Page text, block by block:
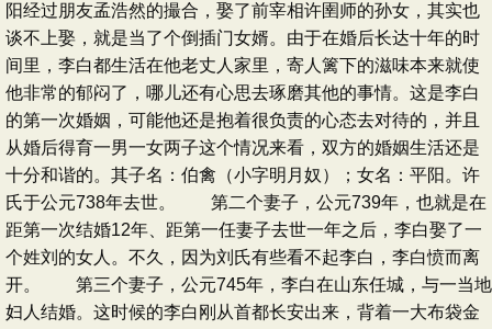
阳经过朋友孟浩然的撮合，娶了前宰相许圉师的孙女，其实也
谈不上娶，就是当了个倒插门女婿。由于在婚后长达十年的时
间里，李白都生活在他老丈人家里，寄人篱下的滋味本来就使
他非常的郁闷了，哪儿还有心思去琢磨其他的事情。这是李白
的第一次婚姻，可能他还是抱着很负责的心态去对待的，并且
从婚后得育一男一女两子这个情况来看，双方的婚姻生活还是
十分和谐的。其子名：伯禽（小字明月奴）；女名：平阳。许
氏于公元738年去世。 第二个妻子，公元739年，也就是在
距第一次结婚12年、距第一任妻子去世一年之后，李白娶了一
个姓刘的女人。不久，因为刘氏有些看不起李白，李白愤而离
开。 第三个妻子，公元745年，李白在山东任城，与一当地
妇人结婚。这时候的李白刚从首都长安出来，背着一大布袋金